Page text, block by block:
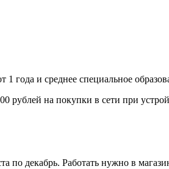
года и среднее специальное
на покупки в сети при
по декабрь. Работать нужно в